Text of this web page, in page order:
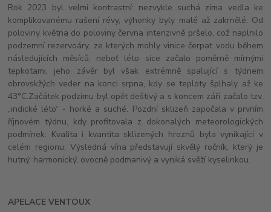
Rok 2023 byl velmi kontrastní: nezvykle suchá zima vedla ke
komplikovanému rašení révy, výhonky byly malé až zakrnělé. Od
poloviny května do poloviny června intenzivně pršelo, což naplnilo
podzemní rezervoáry, ze kterých mohly vinice čerpat vodu během
následujících měsíců, neboť léto sice začalo poměrně mírnými
tepkotami, jeho závěr byl však extrémně spalující s týdnem
obrovskžýchveder na konci srpna, kdy se teploty šplhaly až ke
43°C.Začátek podzimu byl opět deštivý a s koncem září začalo tzv.
„indické léto“ - horké a suché. Pozdní sklizeň započala v prvním
říjnovém týdnu, kdy profitovala z dokonalých meteorologických
podmínek. Kvalita i kvantita sklizených hroznů byla vynikající v
celém regionu. Výsledná vína představují skvělý ročník, který je
hutný, harmonický, ovocně podmanivý a vyniká svěží kyselinkou.
APELACE VENTOUX